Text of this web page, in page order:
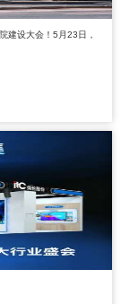
建设大会！5月23日，